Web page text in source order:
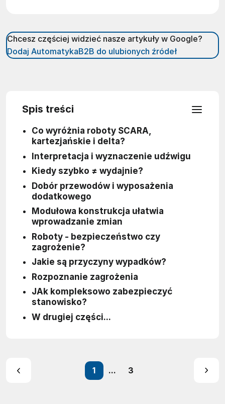
Chcesz częściej widzieć nasze artykuły w Google?
Dodaj AutomatykaB2B do ulubionych źródeł
Spis treści
Co wyróżnia roboty SCARA,
kartezjańskie i delta?
Interpretacja i wyznaczenie udźwigu
Kiedy szybko ≠ wydajnie?
Dobór przewodów i wyposażenia
dodatkowego
Modułowa konstrukcja ułatwia
wprowadzanie zmian
Roboty - bezpieczeństwo czy
zagrożenie?
Jakie są przyczyny wypadków?
Rozpoznanie zagrożenia
JAk kompleksowo zabezpieczyć
stanowisko?
W drugiej części...
1 ... 3